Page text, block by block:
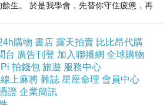
融合了中國經絡、氣血的觀
復診所或堂館，以台中整復
「身體調律」的方式。這類
關節、鬆解筋膜，還兼顧全
人常見亞健康症狀如肩頸僵
生。 於是我學會，先替你守住疲憊，再
購物 書店 露天拍賣 比比昂代購
台 廣告刊登 加入聯播網 全球購物
Pi 拍錢包 旅遊 服務中心
線上麻將 雜誌 星座命理 會員中心
證 企業簡訊